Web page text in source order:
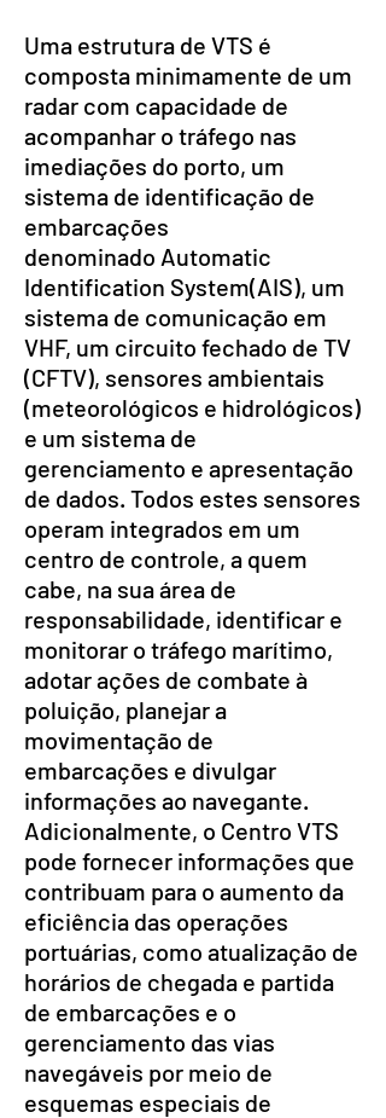
Uma estrutura de VTS é
composta minimamente de um
radar com capacidade de
acompanhar o tráfego nas
imediações do porto, um
sistema de identificação de
embarcações
denominado Automatic
Identification System(AIS), um
sistema de comunicação em
VHF, um circuito fechado de TV
(CFTV), sensores ambientais
(meteorológicos e hidrológicos)
e um sistema de
gerenciamento e apresentação
de dados. Todos estes sensores
operam integrados em um
centro de controle, a quem
cabe, na sua área de
responsabilidade, identificar e
monitorar o tráfego marítimo,
adotar ações de combate à
poluição, planejar a
movimentação de
embarcações e divulgar
informações ao navegante.
Adicionalmente, o Centro VTS
pode fornecer informações que
contribuam para o aumento da
eficiência das operações
portuárias, como atualização de
horários de chegada e partida
de embarcações e o
gerenciamento das vias
navegáveis por meio de
esquemas especiais de